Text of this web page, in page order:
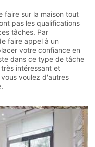
faire sur la maison tout
pas les qualifications
tâches. Par
faire appel à un
votre confiance en
dans ce type de tâche
intéressant et
voulez d'autres